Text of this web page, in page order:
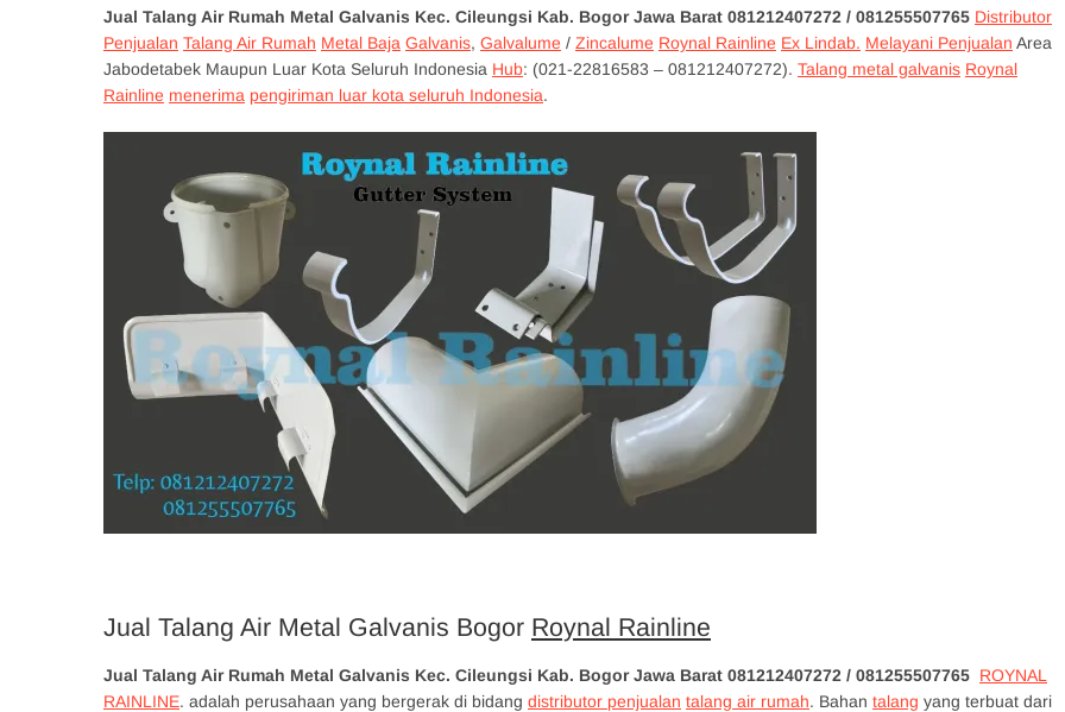
Jual Talang Air Rumah Metal Galvanis Kec. Cileungsi Kab. Bogor Jawa Barat 081212407272 / 081255507765 Distributor
Penjualan Talang Air Rumah Metal Baja Galvanis, Galvalume / Zincalume Roynal Rainline Ex Lindab. Melayani Penjualan Area
Jabodetabek Maupun Luar Kota Seluruh Indonesia Hub: (021-22816583 – 081212407272). Talang metal galvanis Roynal
Rainline menerima pengiriman luar kota seluruh Indonesia.
Jual Talang Air Metal Galvanis Bogor Roynal Rainline
Jual Talang Air Rumah Metal Galvanis Kec. Cileungsi Kab. Bogor Jawa Barat 081212407272 / 081255507765 ROYNAL
RAINLINE. adalah perusahaan yang bergerak di bidang distributor penjualan talang air rumah. Bahan talang yang terbuat dari